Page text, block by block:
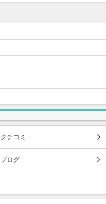
クチコミ
ブログ